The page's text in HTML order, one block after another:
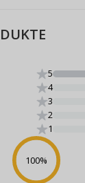
5
4
3
2
1
100%